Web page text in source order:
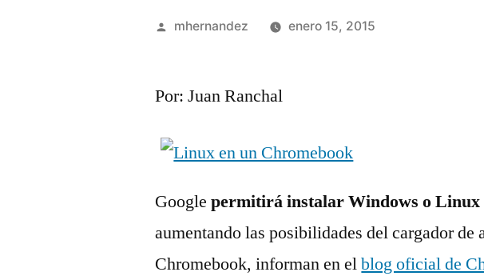
Publicado
mhernandez enero 15, 2015
Por: Juan Ranchal
Googlepermitirá instalar Windows o Linux
aumentando las posibilidades del cargador de
Chromebook, informan en elblog oficial de